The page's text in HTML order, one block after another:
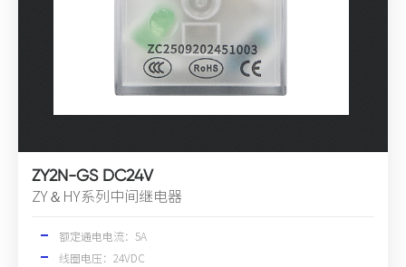
ZY2N-GS DC24V
ZY＆HY系列中间继电器
额定通电电流：5A
线圈电压：24VDC